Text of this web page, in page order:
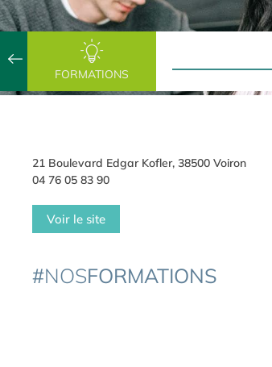
FORMATIONS
21 Boulevard Edgar Kofler, 38500 Voiron
04 76 05 83 90
Voir le site
#NOSFORMATIONS